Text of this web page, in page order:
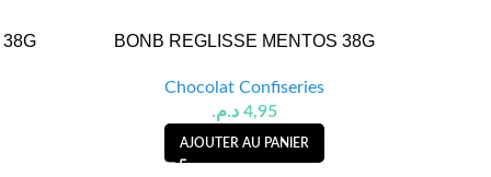
BONB REGLISSE MENTOS 38G
Chocolat Confiseries
4,95 د.م.
AJOUTER AU PANIER